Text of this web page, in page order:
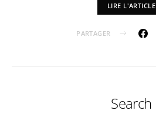
LIRE L'ARTICLE
PARTAGER
Search